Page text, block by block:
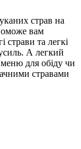
страв на
вам
страви та легкі
А легкий
для обіду чи
стравами